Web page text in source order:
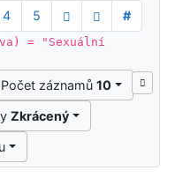
4 5
#
= "Sexuální
Počet záznamů 10
Zkrácený